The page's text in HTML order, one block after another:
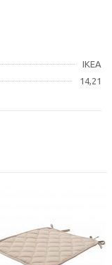
IKEA
14,21